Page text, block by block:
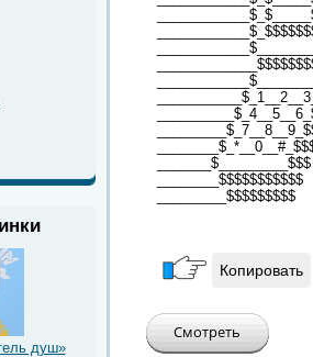
душ»
_______$_________$$$
________$$$$$$$$$$$
_________$$$$$$$$$
Копировать